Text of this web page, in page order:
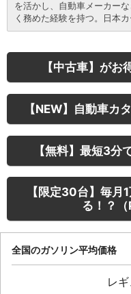
を活かし、自動車メーカー
く務めた経験を持つ。日本
【中古車】がお
【NEW】自動車カ
【無料】最短3分
【限定30台】毎月
る！？（
全国のガソリン平均価格
レ